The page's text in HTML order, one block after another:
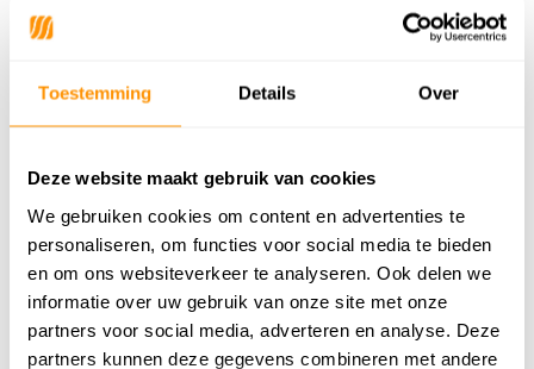
Toestemming Details Over
Deze website maakt gebruik van cookies
We gebruiken cookies om content en advertenties te
personaliseren, om functies voor social media te bieden
en om ons websiteverkeer te analyseren. Ook delen we
informatie over uw gebruik van onze site met onze
partners voor social media, adverteren en analyse. Deze
partners kunnen deze gegevens combineren met andere
Productspecificaties
Poolhoogte 3mm
Gewicht 1,20kg/m²
Productiemethode Machinaal geweven
Vloerverwarming